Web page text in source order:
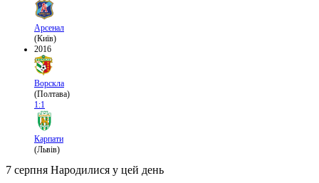
Арсенал
(Київ)
2016
Ворскла
(Полтава)
1:1
Карпати
(Львів)
7 серпня Народилися у цей день